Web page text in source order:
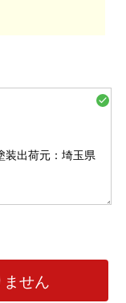
ません
check